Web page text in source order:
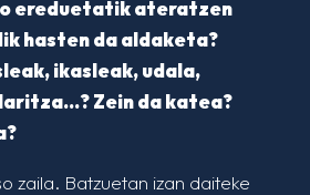
ereduetatik ateratzen
hasten da aldaketa?
ikasleak, udala,
Zein da katea?
zaila. Batzuetan izan daiteke